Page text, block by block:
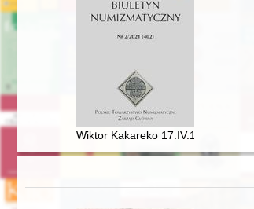
Wiktor Kakareko 17.IV.1955-